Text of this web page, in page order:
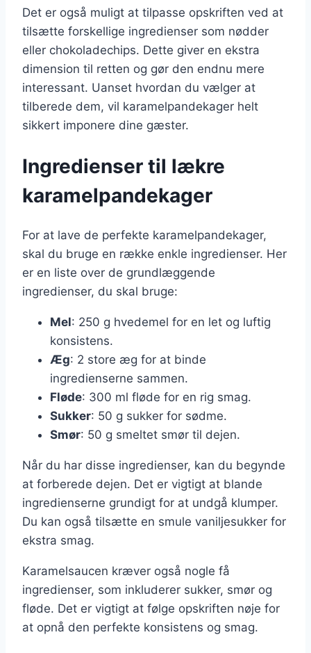
Det er også muligt at tilpasse opskriften ved at
tilsætte forskellige ingredienser som nødder
eller chokoladechips. Dette giver en ekstra
dimension til retten og gør den endnu mere
interessant. Uanset hvordan du vælger at
tilberede dem, vil karamelpandekager helt
sikkert imponere dine gæster.
Ingredienser til lækre
karamelpandekager
For at lave de perfekte karamelpandekager,
skal du bruge en række enkle ingredienser. Her
er en liste over de grundlæggende
ingredienser, du skal bruge:
Mel: 250 g hvedemel for en let og luftig
konsistens.
Æg: 2 store æg for at binde
ingredienserne sammen.
Fløde: 300 ml fløde for en rig smag.
Sukker: 50 g sukker for sødme.
Smør: 50 g smeltet smør til dejen.
Når du har disse ingredienser, kan du begynde
at forberede dejen. Det er vigtigt at blande
ingredienserne grundigt for at undgå klumper.
Du kan også tilsætte en smule vaniljesukker for
ekstra smag.
Karamelsaucen kræver også nogle få
ingredienser, som inkluderer sukker, smør og
fløde. Det er vigtigt at følge opskriften nøje for
at opnå den perfekte konsistens og smag.